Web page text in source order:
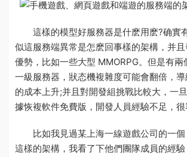
這樣的模型好服務器是什麽用麽?确實
似這服務端異常是怎麽回事樣的架構，并
優勢，比如一些大型 MMORPG。但是有兩
一級服務器，狀态機複雜度可能會翻倍，
的成本上升;并且對開發組挑戰比較大，一
據恢複軟件免費版 ，開發人員經驗不足，很
比如我見過某上海一線遊戲公司的一個
這樣的架構，我看了下他們團隊成員的經